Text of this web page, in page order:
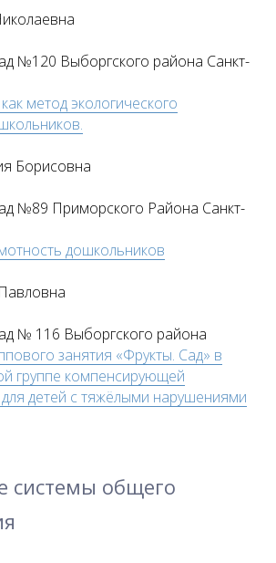
№120 Выборгского района Санкт-
метод экологического
Борисовна
№89 Приморского Района Санкт-
дошкольников
№ 116 Выборгского района
занятия «Фрукты. Сад» в
группе компенсирующей
детей с тяжёлыми нарушениями
системы общего